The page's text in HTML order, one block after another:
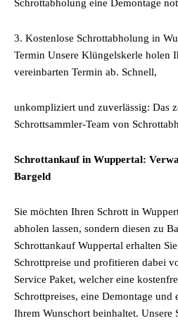
Schrottabholung eine Demontage
3. Kostenlose Schrottabholung in
Termin Unsere Klüngelskerle holen
vereinbarten Termin ab. Schnell,
unkompliziert und zuverlässig: Das
Schrottsammler-Team von
Schrottankauf in Wuppertal:
Bargeld
Sie möchten Ihren Schrott in
abholen lassen, sondern diesen zu
Schrottankauf Wuppertal erhalten
Schrottpreise und profitieren dabei
Service Paket, welcher eine
Schrottpreises, eine Demontage und
Ihrem Wunschort beinhaltet. Unsere